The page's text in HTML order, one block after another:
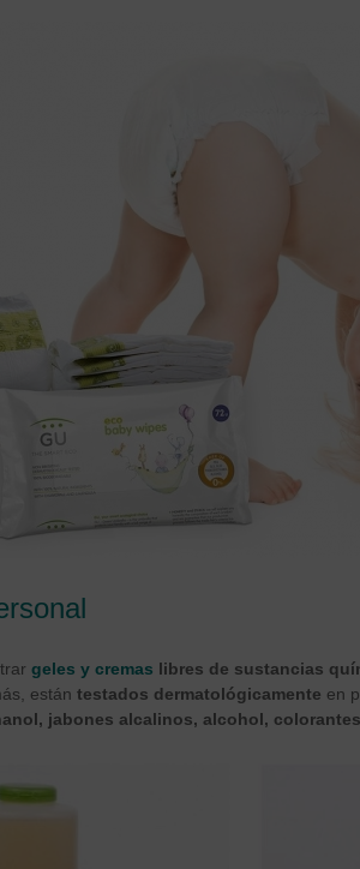
geles y cremas libres de sustancias
están testados dermatológicamente en
jabones alcalinos, alcohol,